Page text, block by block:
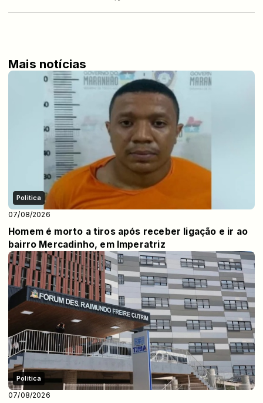
Mais notícias
Politica
07/08/2026
Homem é morto a tiros após receber ligação e ir ao
bairro Mercadinho, em Imperatriz
Politica
07/08/2026